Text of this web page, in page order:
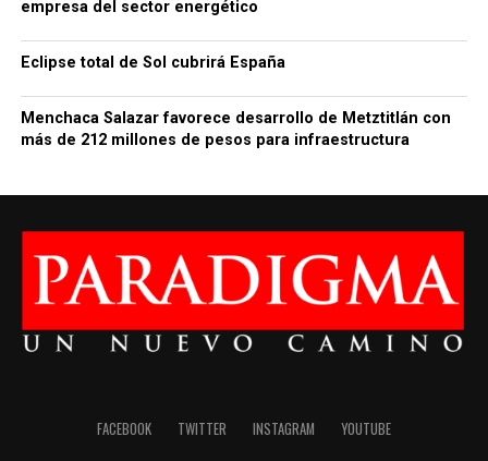
empresa del sector energético
Eclipse total de Sol cubrirá España
Menchaca Salazar favorece desarrollo de Metztitlán con
más de 212 millones de pesos para infraestructura
FACEBOOK TWITTER INSTAGRAM YOUTUBE